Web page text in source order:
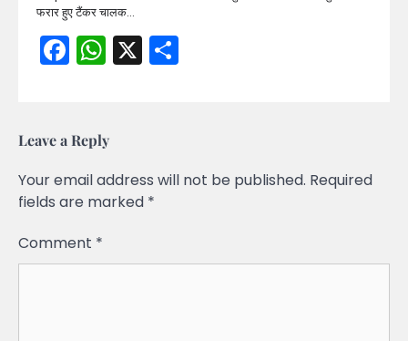
फरार हुए टैंकर चालक…
Facebook
WhatsApp
X
Leave a Reply
Your email address will not be published. Required
fields are marked *
Comment *